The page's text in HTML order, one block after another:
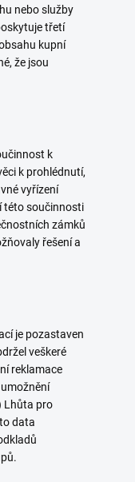
nebo služby
třetí
kupní
že jsou
k
k prohlédnutí,
vyřízení
této součinnosti
zámků
řešení a
je pozastaven
veškeré
reklamace
Lhůta pro
data